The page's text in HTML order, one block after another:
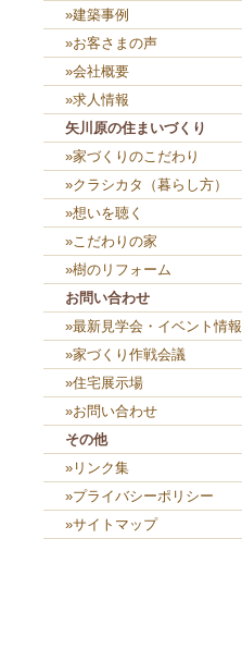
»建築事例
»お客さまの声
»会社概要
»求人情報
矢川原の住まいづくり
»家づくりのこだわり
»クラシカタ（暮らし方）
»想いを聴く
»こだわりの家
»樹のリフォーム
お問い合わせ
»最新見学会・イベント情報
»家づくり作戦会議
»住宅展示場
»お問い合わせ
その他
»リンク集
»プライバシーポリシー
»サイトマップ